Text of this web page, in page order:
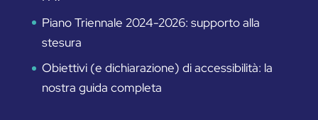
Piano Triennale 2024-2026: supporto alla
stesura
Obiettivi (e dichiarazione) di accessibilità: la
nostra guida completa